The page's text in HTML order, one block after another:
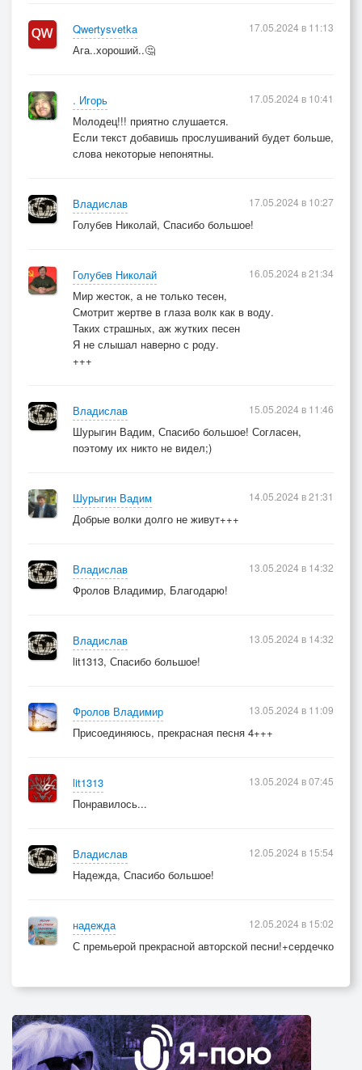
Qwertysvetka
Ага..хороший..🤔
17.05.2024 в 11:13
. Игорь
Молодец!!! приятно слушается.
Если текст добавишь прослушиваний будет больше,
слова некоторые непонятны.
17.05.2024 в 10:41
Владислав
Голубев Николай, Спасибо большое!
17.05.2024 в 10:27
Голубев Николай
Мир жесток, а не только тесен,
Смотрит жертве в глаза волк как в воду.
Таких страшных, аж жутких песен
Я не слышал наверно с роду.
+++
16.05.2024 в 21:34
Владислав
Шурыгин Вадим, Спасибо большое! Согласен,
поэтому их никто не видел;)
15.05.2024 в 11:46
Шурыгин Вадим
Добрые волки долго не живут+++
14.05.2024 в 21:31
Владислав
Фролов Владимир, Благодарю!
13.05.2024 в 14:32
Владислав
lit1313, Спасибо большое!
13.05.2024 в 14:32
Фролов Владимир
Присоединяюсь, прекрасная песня 4+++
13.05.2024 в 11:09
lit1313
Понравилось...
13.05.2024 в 07:45
Владислав
Надежда, Спасибо большое!
12.05.2024 в 15:54
надежда
С премьерой прекрасной авторской песни!+сердечко
12.05.2024 в 15:02